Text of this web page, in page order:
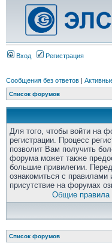
Вход Регистрация
Сообщения без ответов |
Список форумов
Для того, чтобы войти на
регистрации. Процесс
позволит Вам получить
форума может также
большие привилегии.
ознакомиться с
присутствие на форумах
Общие правила|
Список форумов